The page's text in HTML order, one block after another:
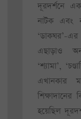
দূরদর্শনে
নাটক এবং
‘ডাকঘর’-
এছাড়াও
‘শ্যামা’,
এখানকার
হয়েছিল